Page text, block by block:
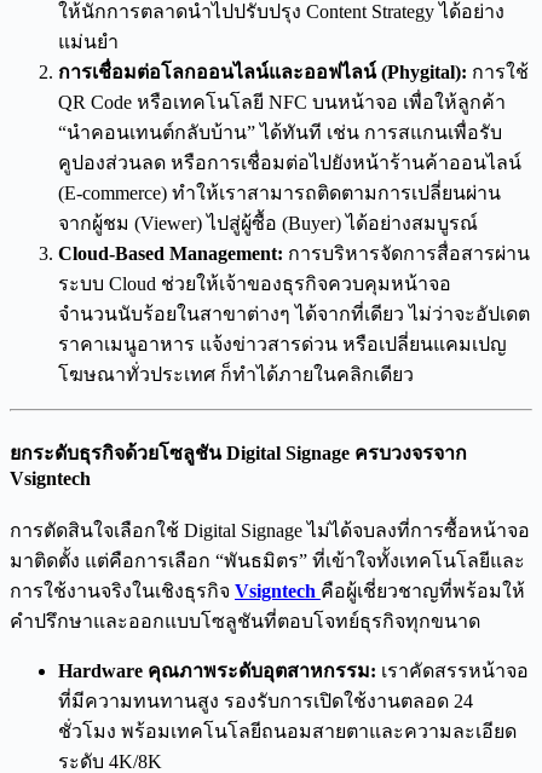
ให้นักการตลาดนำไปปรับปรุง Content Strategy ได้อย่าง
แม่นยำ
การเชื่อมต่อโลกออนไลน์และออฟไลน์ (Phygital): การใช้
QR Code หรือเทคโนโลยี NFC บนหน้าจอ เพื่อให้ลูกค้า
“นำคอนเทนต์กลับบ้าน” ได้ทันที เช่น การสแกนเพื่อรับ
คูปองส่วนลด หรือการเชื่อมต่อไปยังหน้าร้านค้าออนไลน์
(E-commerce) ทำให้เราสามารถติดตามการเปลี่ยนผ่าน
จากผู้ชม (Viewer) ไปสู่ผู้ซื้อ (Buyer) ได้อย่างสมบูรณ์
Cloud-Based Management: การบริหารจัดการสื่อสารผ่าน
ระบบ Cloud ช่วยให้เจ้าของธุรกิจควบคุมหน้าจอ
จำนวนนับร้อยในสาขาต่างๆ ได้จากที่เดียว ไม่ว่าจะอัปเดต
ราคาเมนูอาหาร แจ้งข่าวสารด่วน หรือเปลี่ยนแคมเปญ
โฆษณาทั่วประเทศ ก็ทำได้ภายในคลิกเดียว
ยกระดับธุรกิจด้วยโซลูชัน Digital Signage ครบวงจรจาก
Vsigntech
การตัดสินใจเลือกใช้ Digital Signage ไม่ได้จบลงที่การซื้อหน้าจอ
มาติดตั้ง แต่คือการเลือก “พันธมิตร” ที่เข้าใจทั้งเทคโนโลยีและ
การใช้งานจริงในเชิงธุรกิจ Vsigntech คือผู้เชี่ยวชาญที่พร้อมให้
คำปรึกษาและออกแบบโซลูชันที่ตอบโจทย์ธุรกิจทุกขนาด
Hardware คุณภาพระดับอุตสาหกรรม: เราคัดสรรหน้าจอ
ที่มีความทนทานสูง รองรับการเปิดใช้งานตลอด 24
ชั่วโมง พร้อมเทคโนโลยีถนอมสายตาและความละเอียด
ระดับ 4K/8K